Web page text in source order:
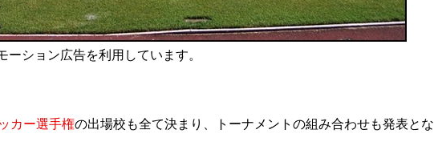
ション広告を利用しています。
カー選手権の出場校も全て決まり、トーナメントの組み合わせも発表とな